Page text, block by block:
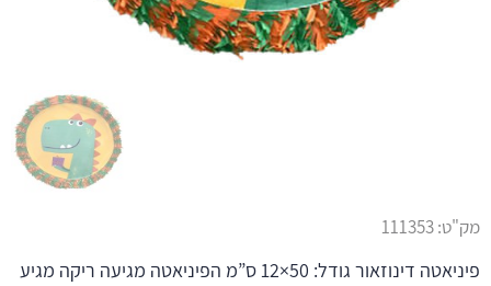
מק"ט:111353
פיניאטה דינוזאור גודל: 50×12 ס”מ הפיניאטה מגיעה ריקה מגיע